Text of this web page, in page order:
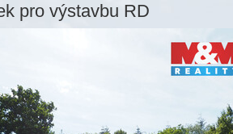
pro výstavbu RD